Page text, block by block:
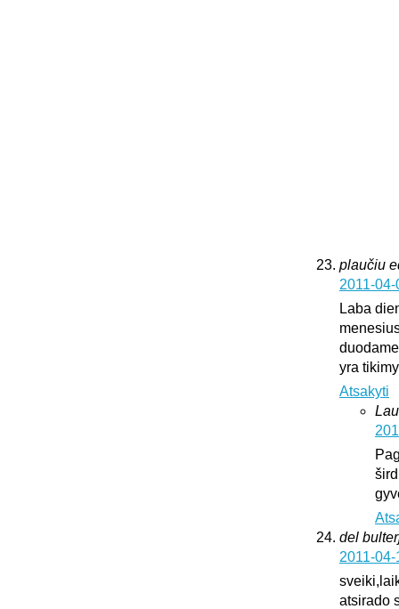
plaučiu
2011-
Laba
yra
Atsakyti
del
2011-
atsirado